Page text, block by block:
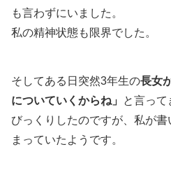
も言わずにいました。
私の精神状態も限界でした。
そしてある日突然3年生の長女
についていくからね」
と言って
びっくりしたのですが、私が
まっていたようです。